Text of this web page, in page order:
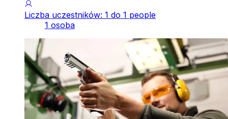
Liczba uczestników: 1 do 1 people
1 osoba